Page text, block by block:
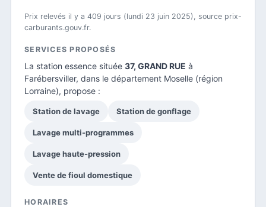
Prix relevés il y a 409 jours (lundi 23 juin 2025), source prix-
carburants.gouv.fr.
SERVICES PROPOSÉS
La station essence située 37, GRAND RUE à
Farébersviller, dans le département Moselle (région
Lorraine), propose :
Station de lavage Station de gonflage
Lavage multi-programmes
Lavage haute-pression
Vente de fioul domestique
HORAIRES